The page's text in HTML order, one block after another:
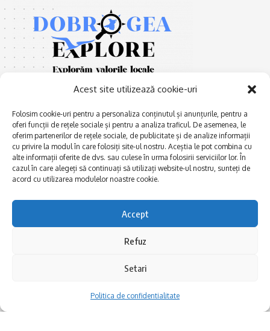
Acest site utilizează cookie-uri
Folosim cookie-uri pentru a personaliza conținutul și anunțurile, pentru a
oferi funcții de rețele sociale și pentru a analiza traficul. De asemenea, le
oferim partenerilor de rețele sociale, de publicitate și de analize informații
cu privire la modul în care folosiți site-ul nostru. Aceștia le pot combina cu
alte informații oferite de dvs. sau culese în urma folosirii serviciilor lor. În
cazul în care alegeți să continuați să utilizați website-ul nostru, sunteți de
acord cu utilizarea modulelor noastre cookie.
Accept
Refuz
Setari
Politica de confidentialitate
E xplorăm Dobrogea,
Explorăm valorile locale:
Deltă, Litoral, cele mai mari
lacuri, cele mai vechi orașe,
multe etnii, CELE MAI
Afaceri și meșteșuguri
Actualitate
La Drum cu Ada